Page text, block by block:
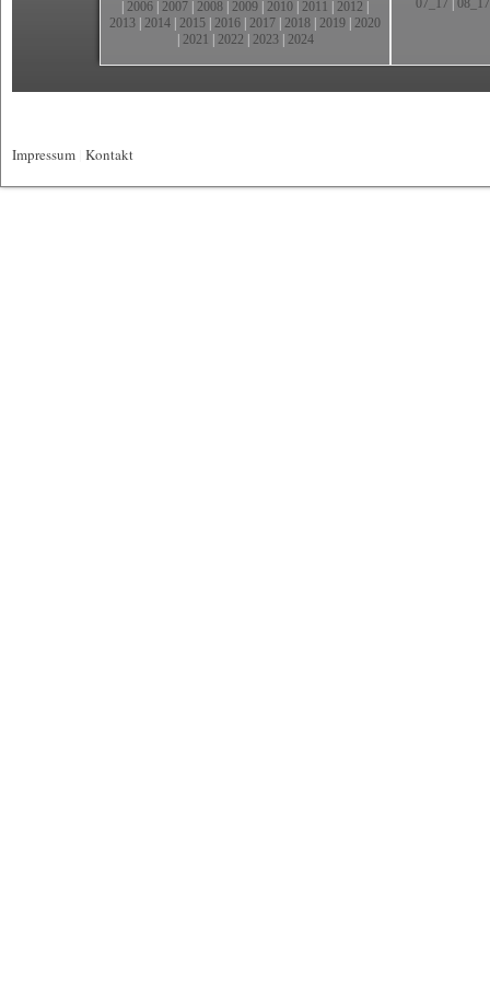
2006 2007 2008 2009 2010 2011 2012
2013 2014 2015 2016 2017 2018 2019 2020
2021 2022 2023| 2024
07_17 08_17
Impressum Kontakt